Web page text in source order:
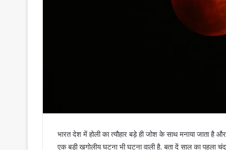
भारत देश में होली का त्यौहार बड़े ही जोश के साथ मनाया जाता है
एक बड़ी खगोलीय घटना भी घटना वाली है. बता दें साल का पहला